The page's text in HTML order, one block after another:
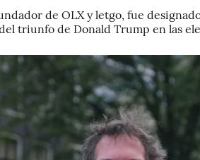
de OLX y letgo, fue
triunfo de Donald Trump en las